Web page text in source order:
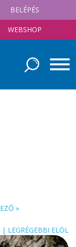
BELÉPÉS
WEBSHOP
»
| LEGRÉGEBBI ELÖL